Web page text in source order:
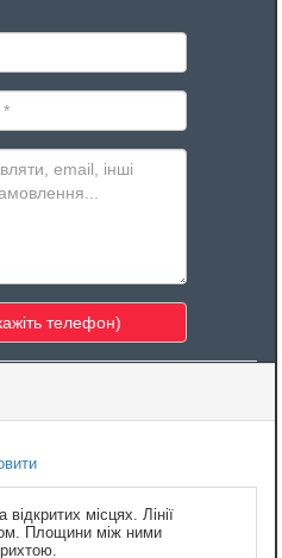
місцях. Лінії
Площини між ними